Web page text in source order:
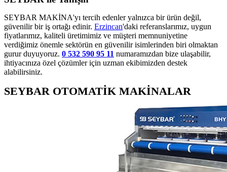
SEYBAR MAKİNA'yı tercih edenler yalnızca bir ürün değil,
güvenilir bir iş ortağı edinir. Erzincan'daki referanslarımız, uygun
fiyatlarımız, kaliteli üretimimiz ve müşteri memnuniyetine
verdiğimiz önemle sektörün en güvenilir isimlerinden biri olmaktan
gurur duyuyoruz. 0 532 590 95 11 numaramızdan bize ulaşabilir,
ihtiyacınıza özel çözümler için uzman ekibimizden destek
alabilirsiniz.
SEYBAR OTOMATİK MAKİNALAR